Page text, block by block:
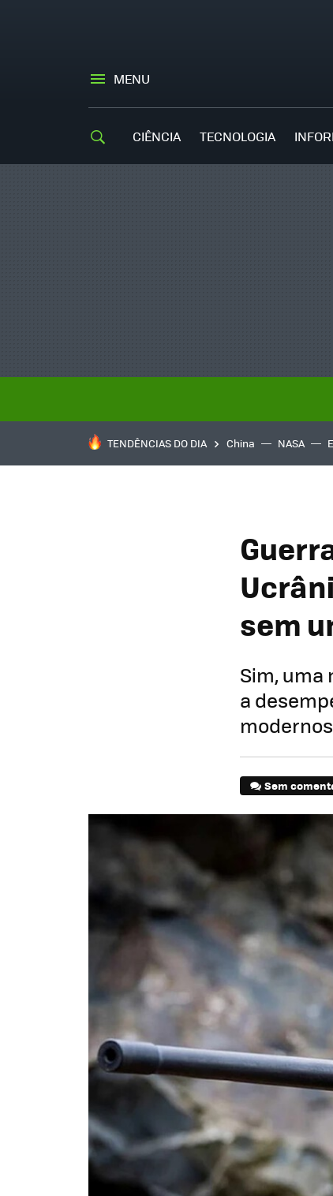
MENU
CIÊNCIA TECNOLOGIA
TENDÊNCIAS DO DIA China NASA
sem
Sim, uma
a
Sem